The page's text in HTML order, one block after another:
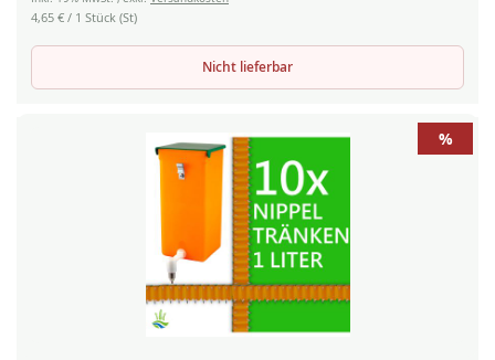
4,65 € / 1 Stück (St)
Nicht lieferbar
%